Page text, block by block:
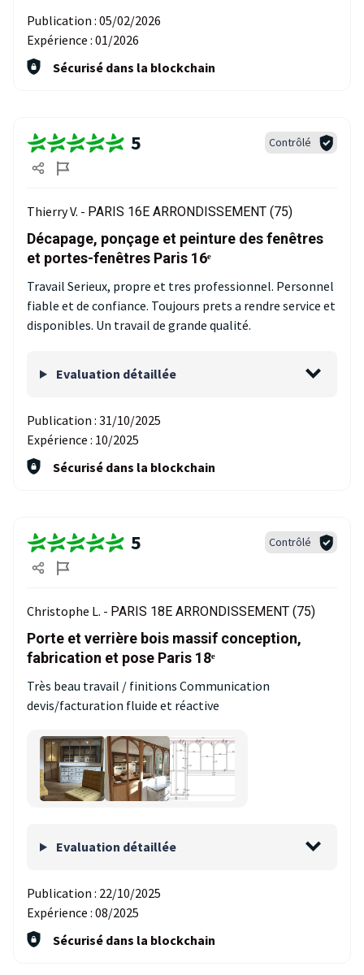
Publication : 05/02/2026
Expérience : 01/2026
Sécurisé dans la blockchain
5 Contrôlé
Thierry V. - PARIS 16E ARRONDISSEMENT (75)
Décapage, ponçage et peinture des fenêtres
et portes-fenêtres Paris 16ᵉ
Travail Serieux, propre et tres professionnel. Personnel
fiable et de confiance. Toujours prets a rendre service et
disponibles. Un travail de grande qualité.
Evaluation détaillée
Publication : 31/10/2025
Expérience : 10/2025
Sécurisé dans la blockchain
5 Contrôlé
Christophe L. - PARIS 18E ARRONDISSEMENT (75)
Porte et verrière bois massif conception,
fabrication et pose Paris 18ᵉ
Très beau travail / finitions Communication
devis/facturation fluide et réactive
Evaluation détaillée
Publication : 22/10/2025
Expérience : 08/2025
Sécurisé dans la blockchain